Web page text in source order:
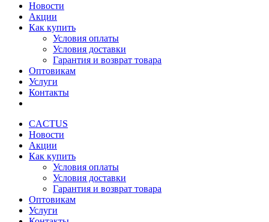
Новости
Акции
Как купить
Условия оплаты
Условия доставки
Гарантия и возврат товара
Оптовикам
Услуги
Контакты
CACTUS
Новости
Акции
Как купить
Условия оплаты
Условия доставки
Гарантия и возврат товара
Оптовикам
Услуги